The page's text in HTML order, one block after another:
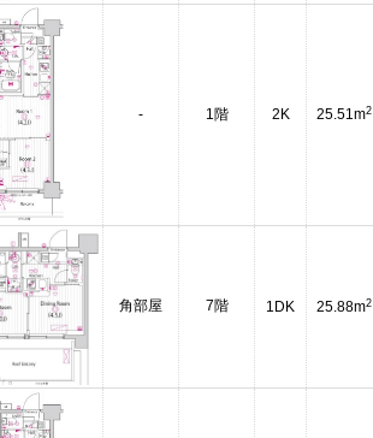
- 1階 2K 25.51m2
角部屋 7階 1DK 25.88m2